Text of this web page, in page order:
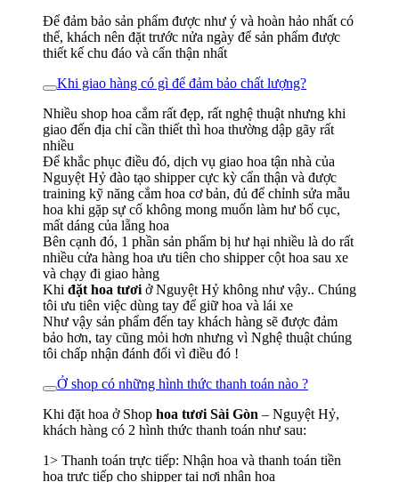
Để đảm bảo sản phẩm được như ý và hoàn hảo nhất có
thể, khách nên đặt trước nửa ngày để sản phẩm được
thiết kế chu đáo và cẩn thận nhất
Khi giao hàng có gì để đảm bảo chất lượng?
Nhiều shop hoa cắm rất đẹp, rất nghệ thuật nhưng khi
giao đến địa chỉ cần thiết thì hoa thường dập gãy rất
nhiều
Để khắc phục điều đó, dịch vụ giao hoa tận nhà của
Nguyệt Hỷ đào tạo shipper cực kỳ cẩn thận và được
training kỹ năng cắm hoa cơ bản, đủ để chỉnh sửa mẫu
hoa khi gặp sự cố không mong muốn làm hư bố cục,
mất dáng của lẵng hoa
Bên cạnh đó, 1 phần sản phẩm bị hư hại nhiều là do rất
nhiều cửa hàng hoa ưu tiên cho shipper cột hoa sau xe
và chạy đi giao hàng
Khi đặt hoa tươi ở Nguyệt Hỷ không như vậy.. Chúng
tôi ưu tiên việc dùng tay để giữ hoa và lái xe
Như vậy sản phẩm đến tay khách hàng sẽ được đảm
bảo hơn, tay cũng mỏi hơn nhưng vì Nghệ thuật chúng
tôi chấp nhận đánh đổi vì điều đó !
Ở shop có những hình thức thanh toán nào ?
Khi đặt hoa ở Shop hoa tươi Sài Gòn – Nguyệt Hỷ,
khách hàng có 2 hình thức thanh toán như sau:
1> Thanh toán trực tiếp: Nhận hoa và thanh toán tiền
hoa trực tiếp cho shipper tại nơi nhận hoa